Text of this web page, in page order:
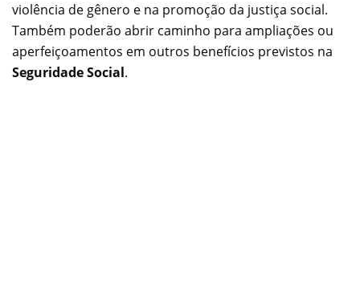
violência de gênero e na promoção da justiça social.
Também poderão abrir caminho para ampliações ou
aperfeiçoamentos em outros benefícios previstos na
Seguridade Social.